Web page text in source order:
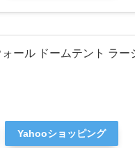
ール ドームテント ラー
Yahooショッピング